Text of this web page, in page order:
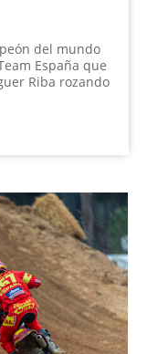
del mundo
España que
Riba rozando